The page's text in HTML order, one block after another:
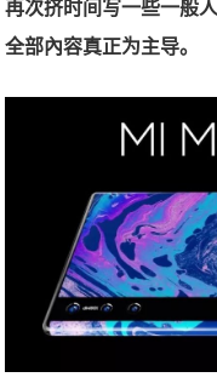
再次挤时间写一些一般
全部內容真正为主导。